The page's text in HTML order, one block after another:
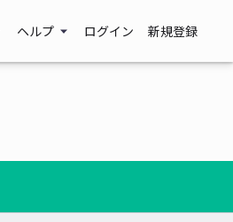
ヘルプ ログイン 新規登録